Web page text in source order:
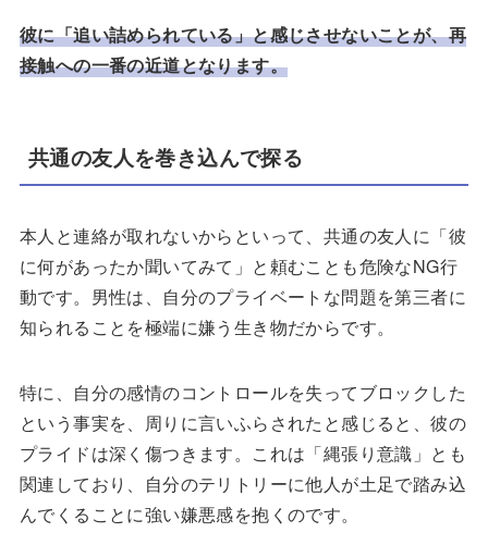
彼に「追い詰められている」と感じさせないことが、再
接触への一番の近道となります。
共通の友人を巻き込んで探る
本人と連絡が取れないからといって、共通の友人に「彼
に何があったか聞いてみて」と頼むことも危険なNG行
動です。男性は、自分のプライベートな問題を第三者に
知られることを極端に嫌う生き物だからです。
特に、自分の感情のコントロールを失ってブロックした
という事実を、周りに言いふらされたと感じると、彼の
プライドは深く傷つきます。これは「縄張り意識」とも
関連しており、自分のテリトリーに他人が土足で踏み込
んでくることに強い嫌悪感を抱くのです。